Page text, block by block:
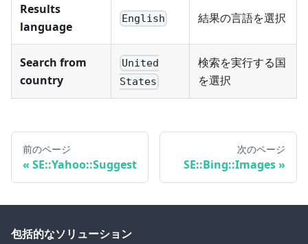
Results
language
English 結果の言語を選択
Search from
country
United
States
検索を実行する国
を選択
前のページ
SE::Yahoo::Suggest
次のページ
SE::Bing::Images
包括的なソリューション